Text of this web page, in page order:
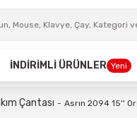
İNDİRİMLİ ÜRÜNLER Yeni
Çantası Asrın 2094 15''